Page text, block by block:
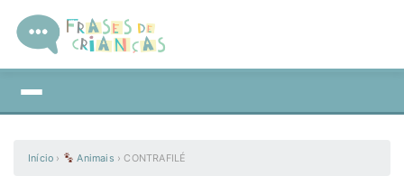
Início › Animais ›CONTRAFILÉ